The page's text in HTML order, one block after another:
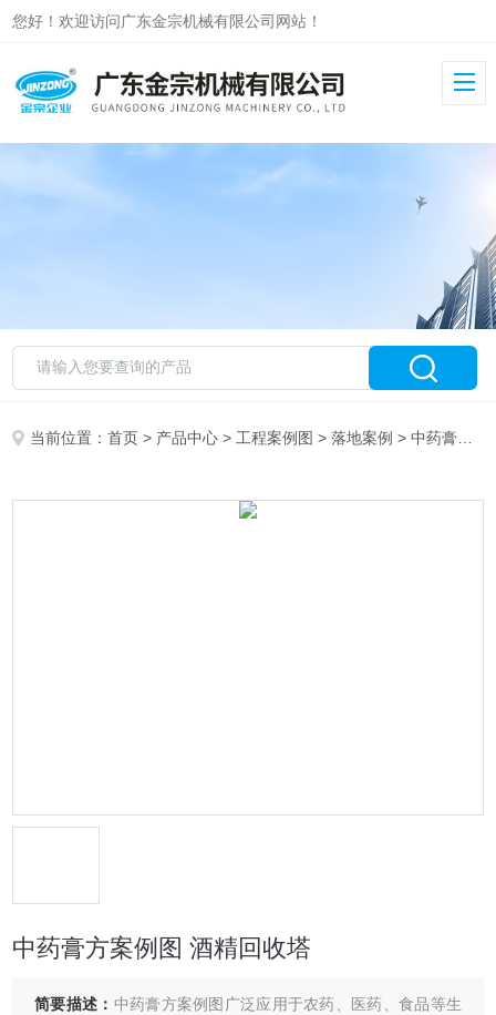
您好！欢迎访问广东金宗机械有限公司网站！
当前位置：首页 > 产品中心 > 工程案例图 >落地案例 > 中药膏方案例图 酒精回收塔
中药膏方案例图 酒精回收塔
简要描述： 中药膏方案例图广泛应用于农药、医药、食品等生